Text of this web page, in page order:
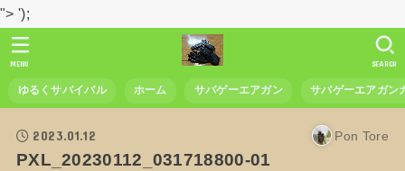
"> ');
ゆるくサバイバル ホーム サバゲーエアガン サバゲーエアガン
SEARCH
MENU
2023.01.12 Pon Tore
PXL_20230112_031718800-01